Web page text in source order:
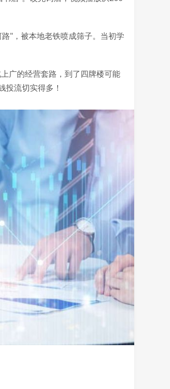
"，被本地老铁喷成筛子。当初学
广的经营套路，到了四牌楼可能
流切实得多！